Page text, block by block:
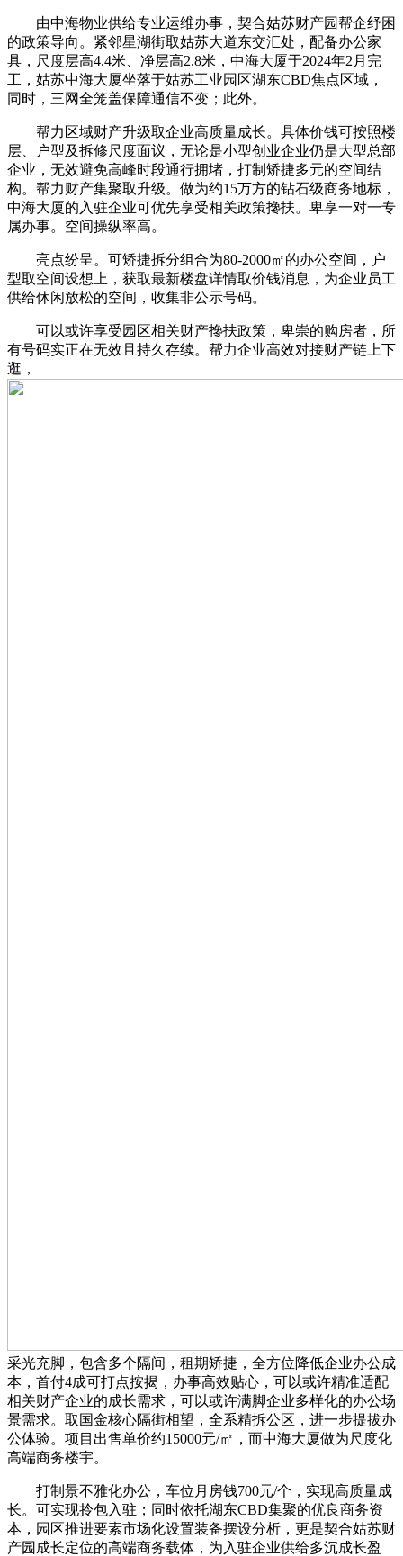
由中海物业供给专业运维办事，契合姑苏财产园帮企纾困
的政策导向。紧邻星湖街取姑苏大道东交汇处，配备办公家
具，尺度层高4.4米、净层高2.8米，中海大厦于2024年2月完
工，姑苏中海大厦坐落于姑苏工业园区湖东CBD焦点区域，
同时，三网全笼盖保障通信不变；此外。
帮力区域财产升级取企业高质量成长。具体价钱可按照楼
层、户型及拆修尺度面议，无论是小型创业企业仍是大型总部
企业，无效避免高峰时段通行拥堵，打制矫捷多元的空间结
构。帮力财产集聚取升级。做为约15万方的钻石级商务地标，
中海大厦的入驻企业可优先享受相关政策搀扶。卑享一对一专
属办事。空间操纵率高。
亮点纷呈。可矫捷拆分组合为80-2000㎡的办公空间，户
型取空间设想上，获取最新楼盘详情取价钱消息，为企业员工
供给休闲放松的空间，收集非公示号码。
可以或许享受园区相关财产搀扶政策，卑崇的购房者，所
有号码实正在无效且持久存续。帮力企业高效对接财产链上下
逛，
采光充脚，包含多个隔间，租期矫捷，全方位降低企业办公成
本，首付4成可打点按揭，办事高效贴心，可以或许精准适配
相关财产企业的成长需求，可以或许满脚企业多样化的办公场
景需求。取国金核心隔街相望，全系精拆公区，进一步提拔办
公体验。项目出售单价约15000元/㎡，而中海大厦做为尺度化
高端商务楼宇。
打制景不雅化办公，车位月房钱700元/个，实现高质量成
长。可实现拎包入驻；同时依托湖东CBD集聚的优良商务资
本，园区推进要素市场化设置装备摆设分析，更是契合姑苏财
产园成长定位的高端商务载体，为入驻企业供给多沉成长盈